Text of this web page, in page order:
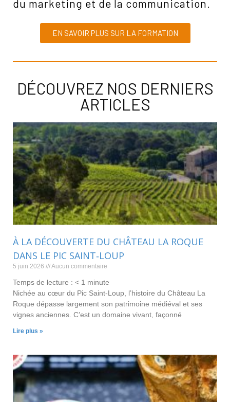
du marketing et de la communication.
EN SAVOIR PLUS SUR LA FORMATION
DÉCOUVREZ NOS DERNIERS
ARTICLES
À LA DÉCOUVERTE DU CHÂTEAU LA ROQUE
DANS LE PIC SAINT‑LOUP
5 juin 2026 Aucun commentaire
Temps de lecture : < 1 minute
Nichée au cœur du Pic Saint‑Loup, l’histoire du Château La
Roque dépasse largement son patrimoine médiéval et ses
vignes anciennes. C’est un domaine vivant, façonné
Lire plus »